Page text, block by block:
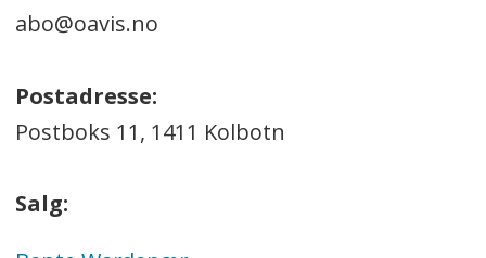
abo@oavis.no
Postadresse:
Postboks 11, 1411 Kolbotn
Salg: